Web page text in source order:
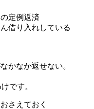
定例返済
借り入れしている
かなか返せない。
です。
さえておく